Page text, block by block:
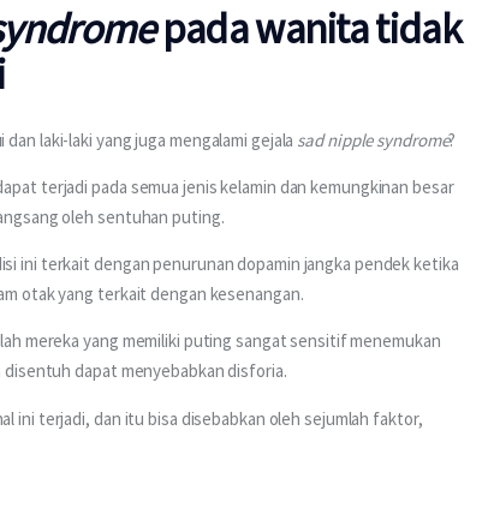
pada wanita tidak
laki-laki yang juga mengalami gejala sad nipple syndrome?
terjadi pada semua jenis kelamin dan kemungkinan besar
oleh sentuhan puting.
ini terkait dengan penurunan dopamin jangka pendek ketika
otak yang terkait dengan kesenangan.
mereka yang memiliki puting sangat sensitif menemukan
dapat menyebabkan disforia.
ini terjadi, dan itu bisa disebabkan oleh sejumlah faktor,